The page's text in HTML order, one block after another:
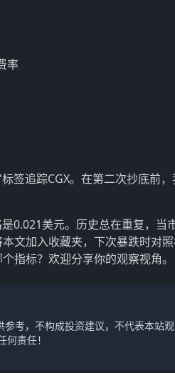
率
追踪CGX。在第二次抄底前
0.021美元。历史总在重复，
文加入收藏夹，下次暴跌时对
指标？欢迎分享你的观察视角。
考，不构成投资建议，不代表本站
责任！